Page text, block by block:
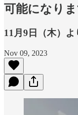
可能になり
11月9日（木）
Nov 09, 2023